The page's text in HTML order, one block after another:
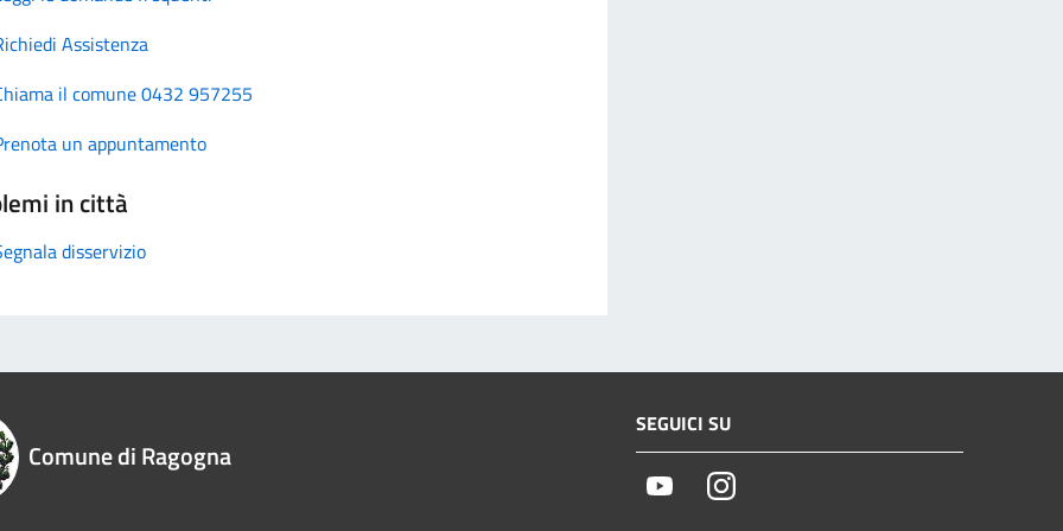
Assistenza
il comune 0432 957255
un appuntamento
in città
disservizio
Comune di Ragogna
SEGUICI SU
YoutubeInstagram